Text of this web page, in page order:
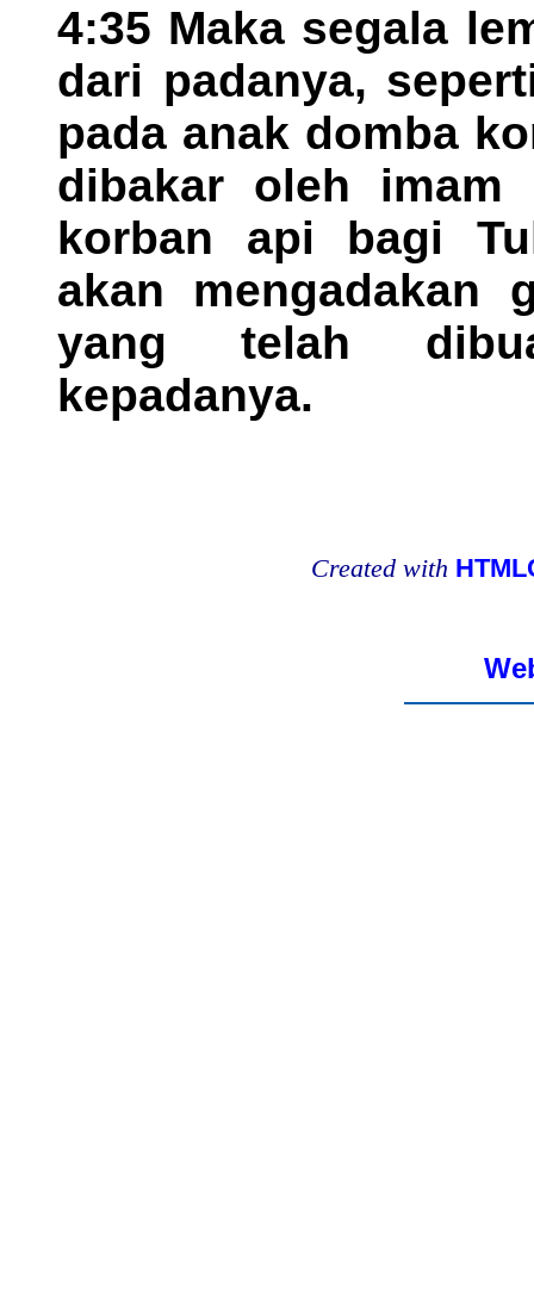
4:35 Maka segala
dari padanya,
pada anak domba
dibakar oleh
korban api bagi
akan mengadakan
yang telah
kepadanya.
Created with